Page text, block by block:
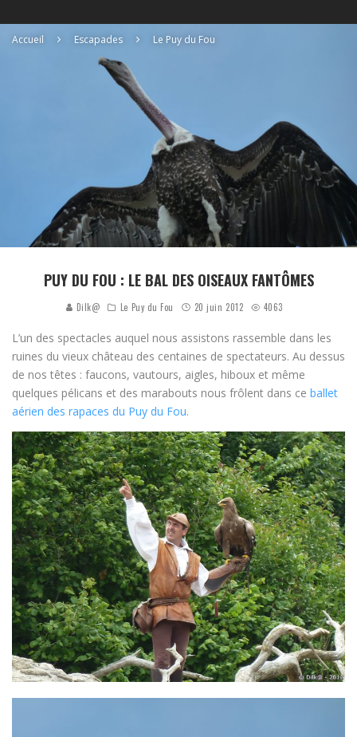
Accueil Escapades Le Puy du Fou
PUY DU FOU : LE BAL DES OISEAUX FANTÔMES
Dilk@ Le Puy du Fou 20 juin 2012 4063
L’un des spectacles auquel nous assistons rassemble dans les
ruines du vieux château des centaines de spectateurs. Au dessus
de nos têtes : faucons, vautours, aigles, hiboux et même
quelques pélicans et des marabouts nous frôlent dans ce ballet
aérien des rapaces du Puy du Fou.